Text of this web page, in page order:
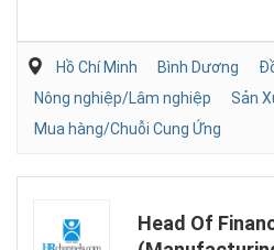
Hồ Chí Minh Bình Dương
Nông nghiệp/Lâm nghiệp
Sản
Mua hàng/Chuỗi Cung Ứng
Head Of